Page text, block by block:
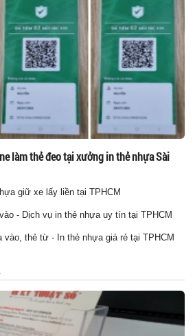
làm thẻ đeo tại xưởng in thẻ nhựa Sài
giữ xe lấy liền tại TPHCM
- Dịch vụ in thẻ nhựa uy tín tại TPHCM
vào, thẻ từ - In thẻ nhựa giá rẻ tại TPHCM